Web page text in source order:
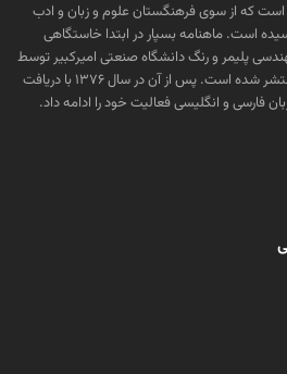
“بسپار” برابرنهاده واژه Polymer است که از سوی فرهنگستان علوم و زبان و ادب
است. ماهنامه بسپار در ابتدا خاستگاهی
پلیمر و رنگ دانشگاه صنعتی امیرکبیر توسط
گروهی از دانشجویان این رشته منتشر شده است. پس از آن در سال ۱۳۷۶ با دریافت
فارسی و انگلیسی فعالیت خود را ادامه داد.